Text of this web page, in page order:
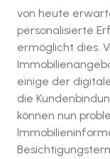
von heute
personalisierte
ermöglicht dies.
einige der
die
können nun